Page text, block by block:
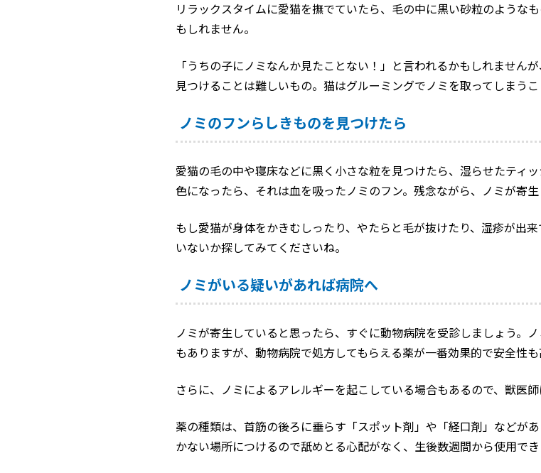
リラックスタイムに愛猫を撫でていたら、毛の中に黒い砂粒のよう
もしれません。
「うちの子にノミなんか見たことない！」と言われるかもしれません
見つけることは難しいもの。猫はグルーミングでノミを取ってしまうこ
ノミのフンらしきものを見つけたら
愛猫の毛の中や寝床などに黒く小さな粒を見つけたら、湿らせたティ
色になったら、それは血を吸ったノミのフン。残念ながら、ノミが寄
もし愛猫が身体をかきむしったり、やたらと毛が抜けたり、湿疹が出
いないか探してみてくださいね。
ノミがいる疑いがあれば病院へ
ノミが寄生していると思ったら、すぐに動物病院を受診しましょう。
もありますが、動物病院で処方してもらえる薬が一番効果的で安全性も
さらに、ノミによるアレルギーを起こしている場合もあるので、獣医
薬の種類は、首筋の後ろに垂らす「スポット剤」や「経口剤」などが
かない場所につけるので舐めとる心配がなく、生後数週間から使用でき